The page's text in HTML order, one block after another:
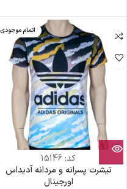
اتمام موجودی
کد: 15146
تیشرت پسرانه و مردانه آدیداس
اورجینال